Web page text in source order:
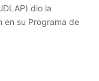
dio la
en su Programa de